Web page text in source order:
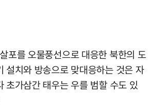
포를 오물풍선으로 대응한 북한의 도
설치와 방송으로 맞대응하는 것은 자
초가삼간 태우는 우를 범할 수도 있